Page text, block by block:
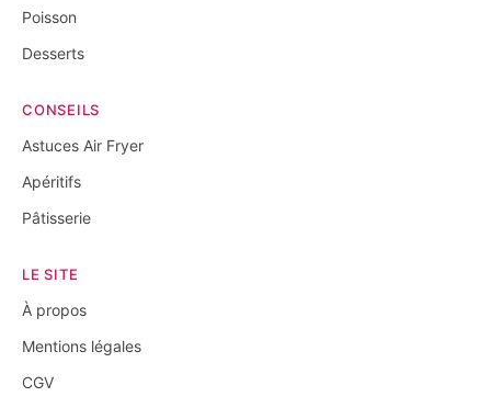
Poisson
Desserts
CONSEILS
Astuces Air Fryer
Apéritifs
Pâtisserie
LE SITE
À propos
Mentions légales
CGV